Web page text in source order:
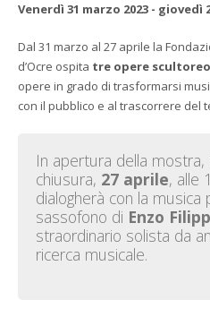
Venerdì 31 marzo 2023 - giovedì
Dal 31 marzo al 27 aprile la
d’Ocre ospita tre opere
opere in grado di trasformarsi
con il pubblico e al trascorrere del
In apertura della mostra,
chiusura, 27 aprile, alle
dialogherà con la musica
sassofono di Enzo
straordinario solista da
ricerca musicale.